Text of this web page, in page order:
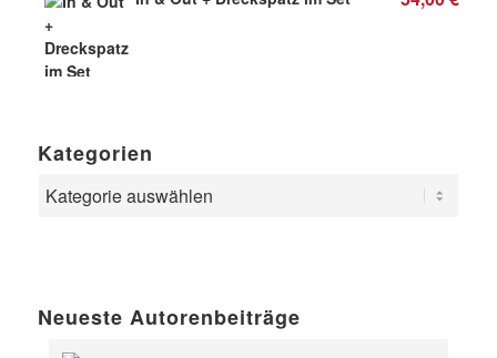
Kategorien
Neueste Autorenbeiträge